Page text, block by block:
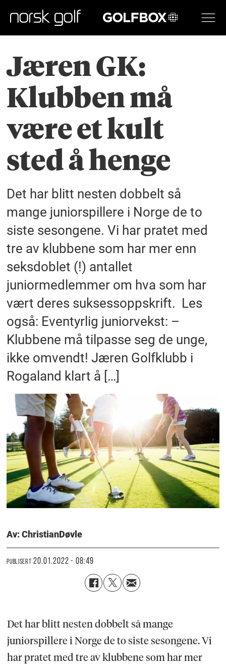
GOLFBOX
Jæren GK:
Klubben må
være et kult
sted å henge
Det har blitt nesten dobbelt så
mange juniorspillere i Norge de to
siste sesongene. Vi har pratet med
tre av klubbene som har mer enn
seksdoblet (!) antallet
juniormedlemmer om hva som har
vært deres suksessoppskrift. Les
også: Eventyrlig juniorvekst: –
Klubbene må tilpasse seg de unge,
ikke omvendt! Jæren Golfklubb i
Rogaland klart å […]
Av: ChristianDøvle
PUBLISERT 20.01.2022 - 08:49
Det har blitt nesten dobbelt så mange
juniorspillere i Norge de to siste sesongene. Vi
har pratet med tre av klubbene som har mer